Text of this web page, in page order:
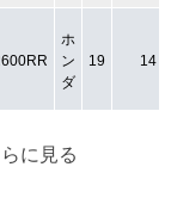
ホ
ン
ダ
19 14
に見る